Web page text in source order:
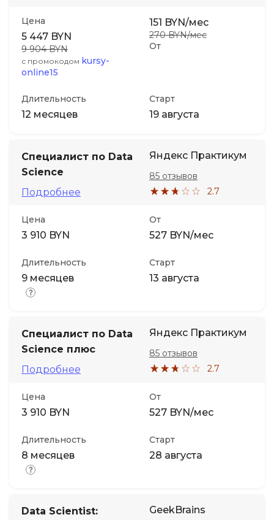
Цена
5 447 BYN
9 904 BYN
с промокодом kursy-
online15
От
151 BYN/мес
270 BYN/мес
Длительность
12 месяцев
Старт
19 августа
Специалист по Data
Science
Подробнее
Яндекс Практикум
2.7
85 отзывов
Цена
3 910 BYN
От
527 BYN/мес
Длительность
9 месяцев
Старт
13 августа
Специалист по Data
Science плюс
Подробнее
Яндекс Практикум
2.7
85 отзывов
Цена
3 910 BYN
От
527 BYN/мес
Длительность
8 месяцев
Старт
28 августа
Data Scientist:
GeekBrains